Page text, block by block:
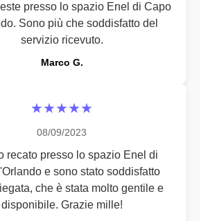
presso lo spazio Enel di Capo
Sono più che soddisfatto del
servizio ricevuto.
Marco G.
★★★★★
08/09/2023
recato presso lo spazio Enel di
e sono stato soddisfatto
che è stata molto gentile e
disponibile. Grazie mille!